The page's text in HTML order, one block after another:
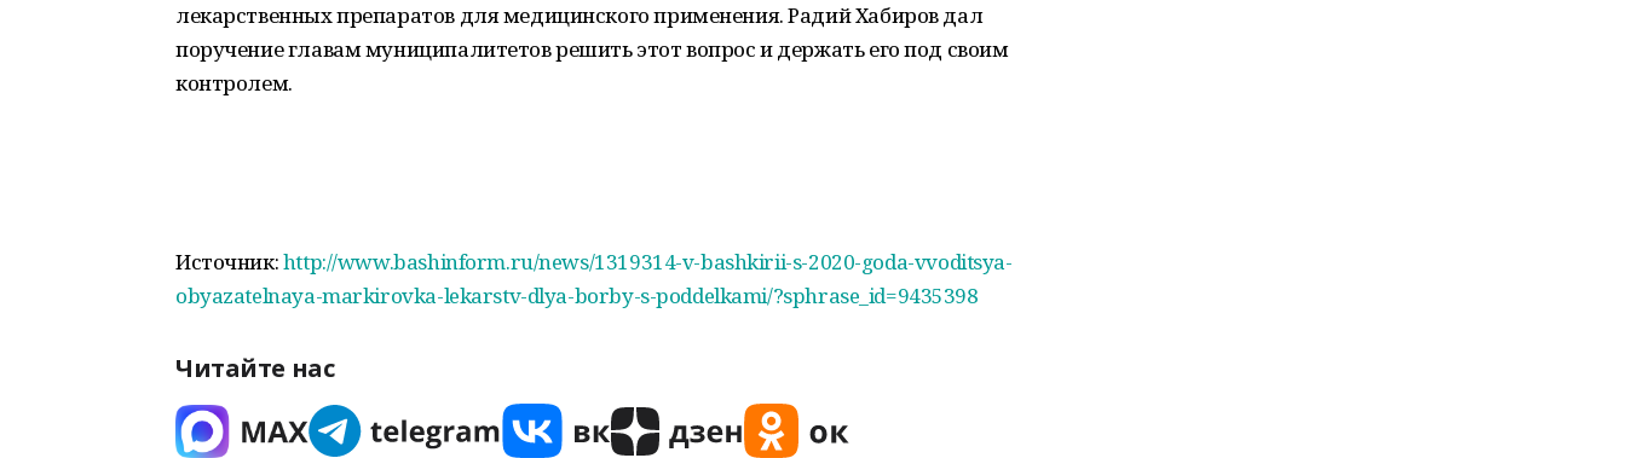
лекарственных препаратов для медицинского применения. Радий Хабиров дал
поручение главам муниципалитетов решить этот вопрос и держать его под своим
контролем.
Источник:http://www.bashinform.ru/news/1319314-v-bashkirii-s-2020-goda-vvoditsya-
obyazatelnaya-markirovka-lekarstv-dlya-borby-s-poddelkami/?sphrase_id=9435398
Читайте нас